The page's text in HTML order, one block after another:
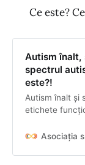
Ce este?
Autism înalt,
spectrul
este?!
Autism înalt și
etichete
de percepere
Asociația